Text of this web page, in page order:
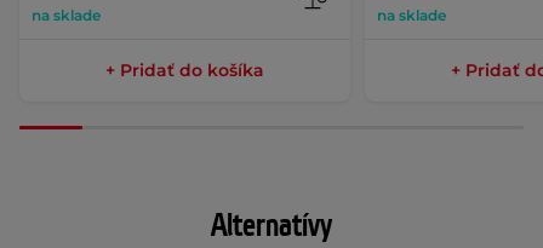
na sklade
+ Pridať do košíka
na sklade
+ Pridať
Alternatívy